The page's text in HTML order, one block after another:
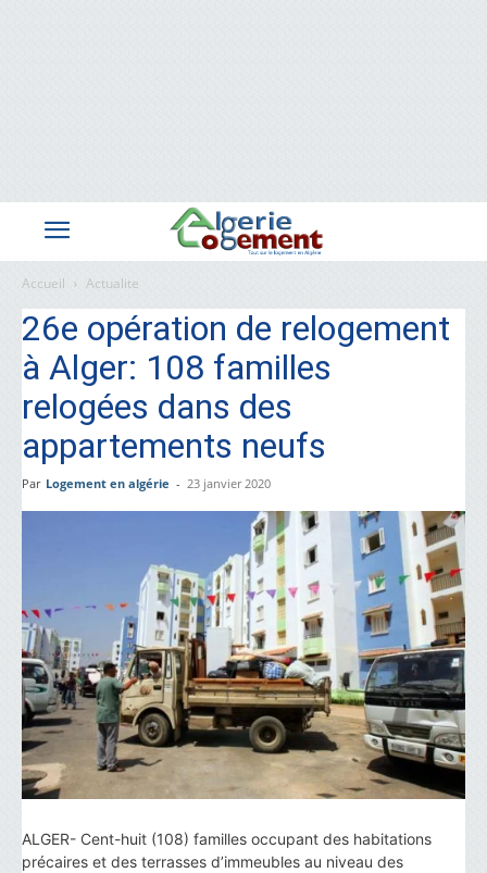
Accueil Actualite
26e opération de relogement
à Alger: 108 familles
relogées dans des
appartements neufs
Par Logement en algérie - 23 janvier 2020
ALGER- Cent-huit (108) familles occupant des habitations
précaires et des terrasses d’immeubles au niveau des